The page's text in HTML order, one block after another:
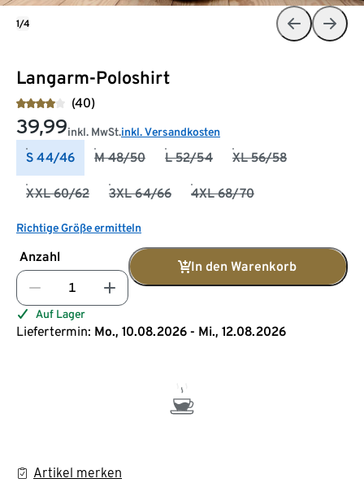
Langarm-Poloshirt
(40)
39,99inkl. MwSt.inkl. Versandkosten
S 44/46 M 48/50 L 52/54 XL 56/58
XXL 60/62 3XL 64/66 4XL 68/70
Richtige Größe ermitteln
Anzahl
In den Warenkorb
Auf Lager
Liefertermin: Mo., 10.08.2026 - Mi., 12.08.2026
Artikel merken
1/4